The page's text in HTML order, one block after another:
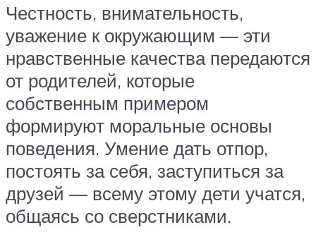
Честность, внимательность,
уважение к окружающим — эти
нравственные качества передаются
от родителей, которые
собственным примером
формируют моральные основы
поведения. Умение дать отпор,
постоять за себя, заступиться за
друзей — всему этому дети учатся,
общаясь со сверстниками.